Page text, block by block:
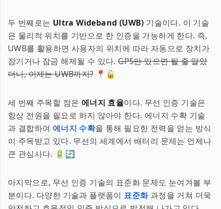
두 번째로는 Ultra Wideband (UWB) 기술이다. 이 기술
은 물리적 위치를 기반으로 한 인증을 가능하게 한다. 즉,
UWB를 활용하면 사용자의 위치에 따라 자동으로 장치가
잠기거나 잠금 해제될 수 있다.GPS만 있으면 될 줄 알았
더니, 이제는 UWB까지?📍🔓
세 번째 주목할 점은 에너지 효율이다. 무선 인증 기술은
항상 전원을 필요로 하지 않아야 한다. 에너지 수확 기술
과 결합하여 에너지 수확을 통해 필요한 전력을 얻는 방식
이 주목받고 있다. 무선의 세계에서 배터리 문제는 언제나
큰 관심사다. 🔋🔄
마지막으로, 무선 인증 기술의 표준화 문제도 눈여겨볼 부
분이다. 다양한 기술과 플랫폼이 표준화과정을 거쳐 더욱